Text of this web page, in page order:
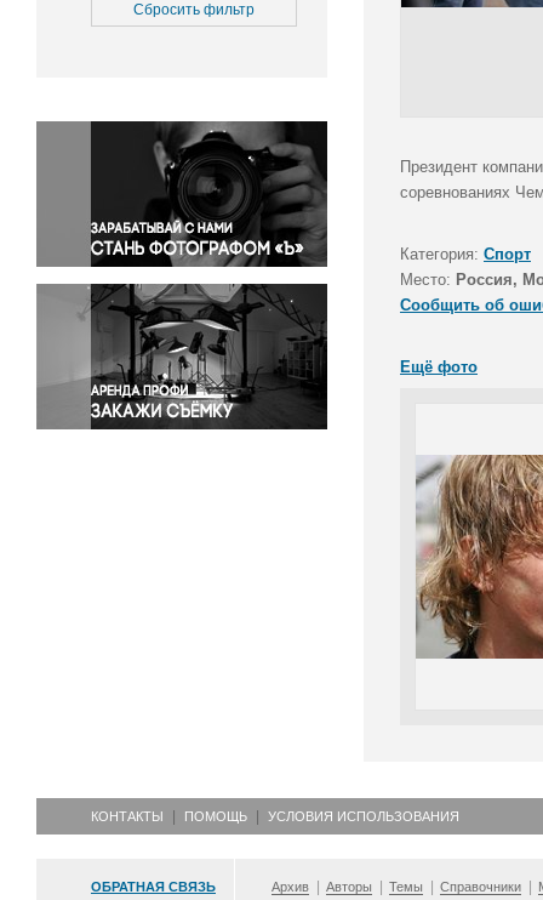
Медицина
Окружающая среда
Политика
Правосудие
Происшествия и конфликты
Религия
Светская жизнь
Спорт
Экология
Экономика и бизнес
Сбросить фильтр
Президент
соревнованиях
Категория: Спорт
Место: Россия,
Сообщить об
Ещё фото
КОНТАКТЫ ПОМОЩЬ УСЛОВИЯ ИСПОЛЬЗОВАНИЯ
ОБРАТНАЯ СВЯЗЬ Архив Авторы Темы Справочники